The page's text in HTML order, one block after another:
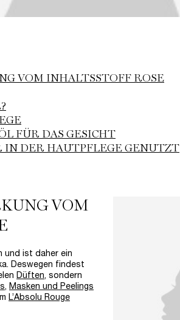
VOM INHALTSSTOFF ROSE
FÜR DAS GESICHT
IN DER HAUTPFLEGE GENUTZT
VOM
und ist daher ein
Deswegen findest
Düften, sondern
, Masken und Peelings
L’Absolu Rouge